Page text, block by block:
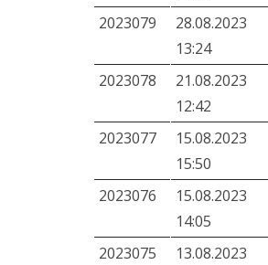
2023079
28.08.2023
13:24
2023078
21.08.2023
12:42
2023077
15.08.2023
15:50
2023076
15.08.2023
14:05
2023075
13.08.2023